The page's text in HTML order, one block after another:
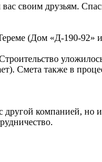
своим друзьям.
(Дом «Д-190-92»
Смета также в
другой компанией, но